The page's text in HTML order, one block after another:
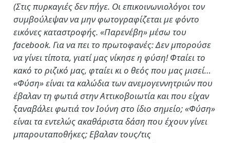
(Στις πυρκαγιές δεν πήγε. Οι επικοινωνιολόγοι τον
συμβούλεψαν να μην φωτογραφίζεται με φόντο
εικόνες καταστροφής. «Παρενέβη» μέσω του
facebook. Για να πει το πρωτοφανές: Δεν μπορούσε
να γίνει τίποτα, γιατί μας νίκησε η φύση! Φταίει το
κακό το ριζικό μας, φταίει κι ο θεός που μας μισεί…
«Φύση» είναι τα καλώδια των ανεμογεννητριών που
έβαλαν τη φωτιά στην Αττικοβοιωτία και που είχαν
ξαναβάλει φωτιά τον Ιούνη στο ίδιο σημείο; «Φύση»
είναι τα εντελώς ακαθάριστα δάση που έχουν γίνει
μπαρουταποθήκες; Εβαλαν τους/τις